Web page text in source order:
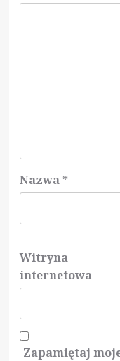
Nazwa *
Witryna
internetowa
Zapamiętaj